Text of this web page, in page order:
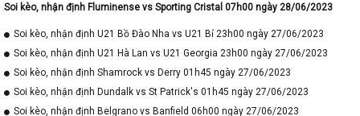
Soi kèo, nhận định Fluminense vs Sporting Cristal 07h00 ngày 28/06/2023
Soi kèo, nhận định U21 Bồ Đào Nha vs U21 Bỉ 23h00 ngày 27/06/2023
Soi kèo, nhận định U21 Hà Lan vs U21 Georgia 23h00 ngày 27/06/2023
Soi kèo, nhận định Shamrock vs Derry 01h45 ngày 27/06/2023
Soi kèo, nhận định Dundalk vs St Patrick's 01h45 ngày 27/06/2023
Soi kèo, nhận định Belgrano vs Banfield 06h00 ngày 27/06/2023